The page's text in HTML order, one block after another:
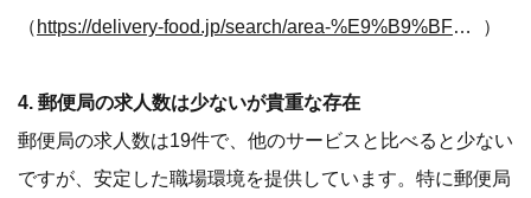
（
https://delivery-food.jp/search/area-%E9%B9%BF%E5%85%90%E5%B7%9D%E7%9C%8C/service-Amazon%20Flex%20%E3%83%89%E3%83%A9%E3%82%A4%E3%83%90%E3%83%BC ）
4. 郵便局の求人数は少ないが貴重な存在
郵便局の求人数は19件で、他のサービスと比べると少ない
ですが、安定した職場環境を提供しています。特に郵便局